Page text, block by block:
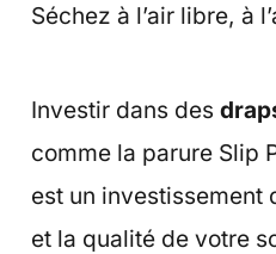
Séchez à l’air libre, à
Investir dans des
comme la parure Slip
est un investissement
et la qualité de votre